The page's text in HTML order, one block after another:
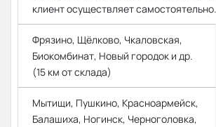
клиент осуществляет самостоятельно.
Фрязино, Щёлково, Чкаловская,
Биокомбинат, Новый городок и др.
(15 км от склада)
Мытищи, Пушкино, Красноармейск,
Балашиха, Ногинск, Черноголовка,